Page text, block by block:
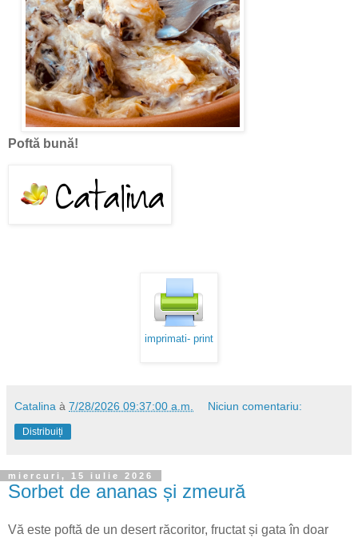
Poftă bună!
imprimati- print
Catalina à 7/28/2026 09:37:00 a.m. Niciun comentariu:
Distribuiți
miercuri, 15 iulie 2026
Sorbet de ananas și zmeură
Vă este poftă de un desert răcoritor, fructat și gata în doar